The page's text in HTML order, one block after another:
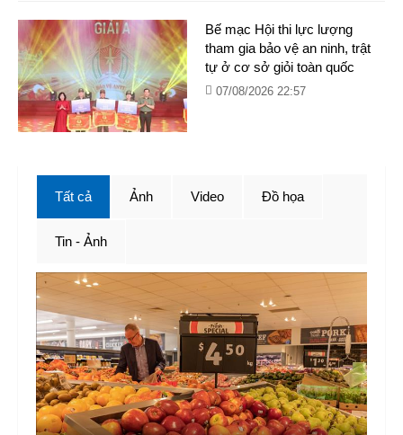
Bế mạc Hội thi lực lượng
tham gia bảo vệ an ninh, trật
tự ở cơ sở giỏi toàn quốc
07/08/2026 22:57
Tất cả Ảnh Video Đồ họa
Tin - Ảnh